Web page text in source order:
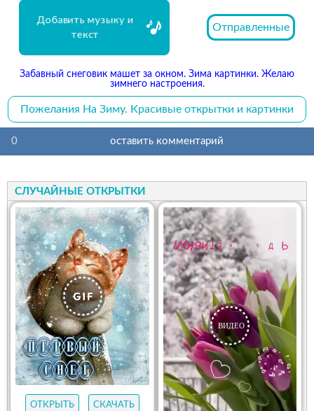
Добавить музыку и
текст
Отправленные
Забавный снеговик машет за окном. Зима картинки. Желаю
зимнего настроения.
Пожелания На Зиму. Красивые открытки и картинки
0 оставить комментарий
СЛУЧАЙНЫЕ ОТКРЫТКИ
ОТКРЫТЬ СКАЧАТЬ